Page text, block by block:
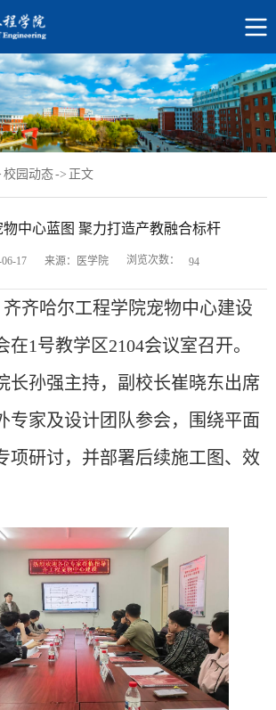
校园动态-> 正文
物中心蓝图 聚力打造产教融合标杆
17 来源：医学院 浏览次数： 94
齐齐哈尔工程学院宠物中心建设
1号教学区2104会议室召开。
长孙强主持，副校长崔晓东出席
专家及设计团队参会，围绕平面
项研讨，并部署后续施工图、效